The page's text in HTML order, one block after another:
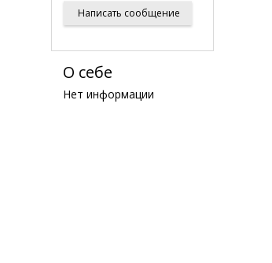
Написать сообщение
О себе
Нет информации